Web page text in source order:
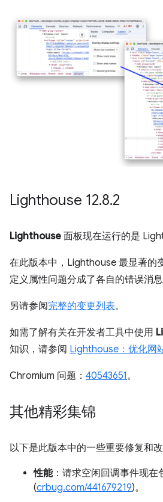
Lighthouse 12.8.2
Lighthouse 面板现在运行的是
在此版本中，Lighthouse 最显著的
定义属性问题分成了各自的错误消息
另请参阅完整的变更列表。
如需了解有关在开发者工具中使用
知识，请参阅 Lighthouse：优化网
Chromium 问题： 40543651。
其他精彩集锦
以下是此版本中的一些重要修复和改
性能：请求空闲回调事件现在
(crbug.com/441679219)。